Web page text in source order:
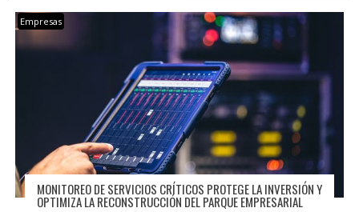
Empresas
MONITOREO DE SERVICIOS CRÍTICOS PROTEGE LA INVERSIÓN Y
OPTIMIZA LA RECONSTRUCCIÓN DEL PARQUE EMPRESARIAL